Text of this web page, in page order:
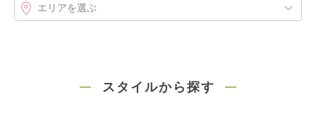
エリアを選ぶ
スタイルから探す